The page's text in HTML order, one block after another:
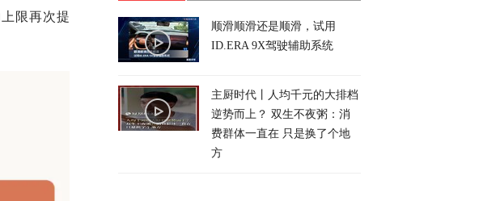
限再次提
顺滑顺滑还是顺滑，试用
ID.ERA 9X驾驶辅助系统
主厨时代丨人均千元的大排档
逆势而上？ 双生不夜粥：消
费群体一直在 只是换了个地
方